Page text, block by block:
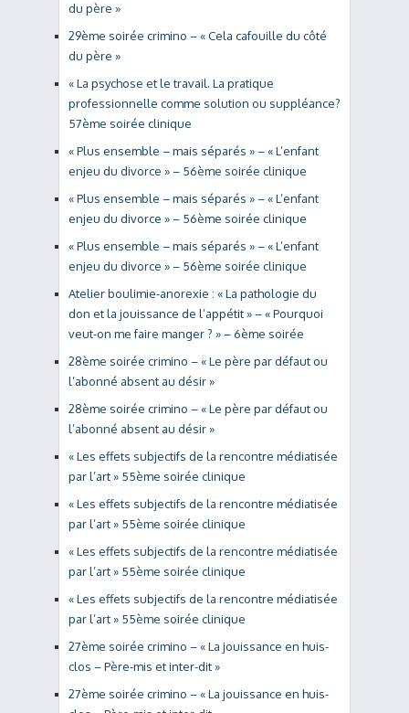
du père »
29ème soirée crimino – « Cela cafouille du côté
du père »
« La psychose et le travail. La pratique
professionnelle comme solution ou suppléance?
57ème soirée clinique
« Plus ensemble – mais séparés » – « L’enfant
enjeu du divorce » – 56ème soirée clinique
« Plus ensemble – mais séparés » – « L’enfant
enjeu du divorce » – 56ème soirée clinique
« Plus ensemble – mais séparés » – « L’enfant
enjeu du divorce » – 56ème soirée clinique
Atelier boulimie-anorexie : « La pathologie du
don et la jouissance de l’appétit » – « Pourquoi
veut-on me faire manger ? » – 6ème soirée
28ème soirée crimino – « Le père par défaut ou
l’abonné absent au désir »
28ème soirée crimino – « Le père par défaut ou
l’abonné absent au désir »
« Les effets subjectifs de la rencontre médiatisée
par l’art » 55ème soirée clinique
« Les effets subjectifs de la rencontre médiatisée
par l’art » 55ème soirée clinique
« Les effets subjectifs de la rencontre médiatisée
par l’art » 55ème soirée clinique
« Les effets subjectifs de la rencontre médiatisée
par l’art » 55ème soirée clinique
27ème soirée crimino – « La jouissance en huis-
clos – Père-mis et inter-dit »
27ème soirée crimino – « La jouissance en huis-